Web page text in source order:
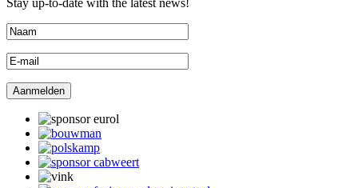
Stay up-to-date with the latest news!